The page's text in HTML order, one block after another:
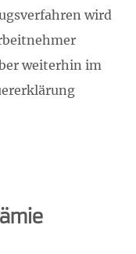
wird
weiterhin im